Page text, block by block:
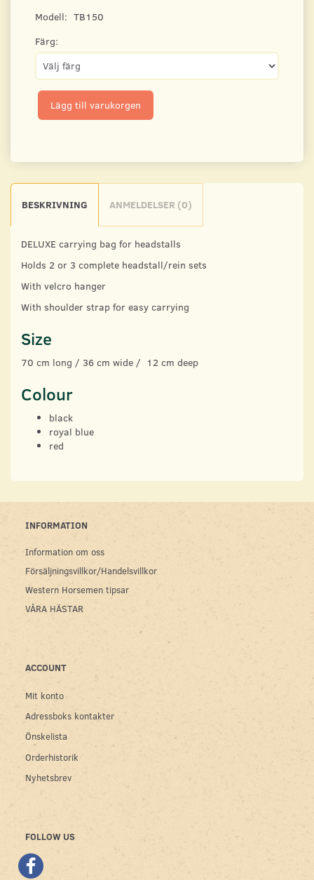
Modell: TB150
Färg:
Lägg till varukorgen
BESKRIVNING ANMELDELSER (0)
DELUXE carrying bag for headstalls
Holds 2 or 3 complete headstall/rein sets
With velcro hanger
With shoulder strap for easy carrying
Size
70 cm long / 36 cm wide / 12 cm deep
Colour
black
royal blue
red
INFORMATION
Information om oss
Försäljningsvillkor/Handelsvillkor
Western Horsemen tipsar
VÅRA HÄSTAR
ACCOUNT
Mit konto
Adressboks kontakter
Önskelista
Orderhistorik
Nyhetsbrev
FOLLOW US